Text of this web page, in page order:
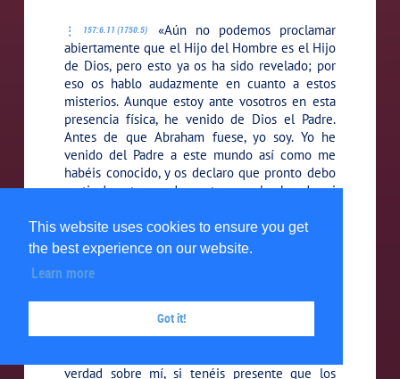
This website uses cookies to ensure you get
the best experience on our website.
Learn more
Got it!
157:6.11 (1750.5)
«Aún no podemos proclamar
abiertamente que el Hijo del Hombre es el Hijo
de Dios, pero esto ya os ha sido revelado; por
eso os hablo audazmente en cuanto a estos
misterios. Aunque estoy ante vosotros en esta
presencia física, he venido de Dios el Padre.
Antes de que Abraham fuese, yo soy. Yo he
venido del Padre a este mundo así como me
habéis conocido, y os declaro que pronto debo
partir de este mundo y retornar a la obra de mi
157:6.12 (1750.6)
«Ahora pues, ¿puede
comprender vuestra fe la verdad de estas
advertencia de que el Hijo del Hombre no
satisfacerá las expectativas de vuestros
antepasados y de su concepto del Mesías? Mi
verdad sobre mí, si tenéis presente que los